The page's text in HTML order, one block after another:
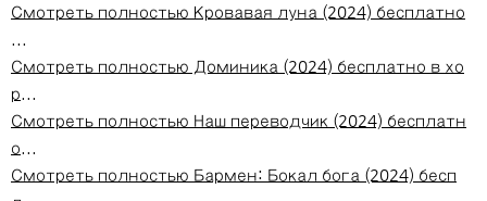
Смотреть полностью Кровавая луна (2024) бесплатно
Смотреть полностью Доминика (2024) бесплатно в хо
р...
Смотреть полностью Наш переводчик (2024) бесплатн
о...
Смотреть полностью Бармен: Бокал бога (2024) бесп